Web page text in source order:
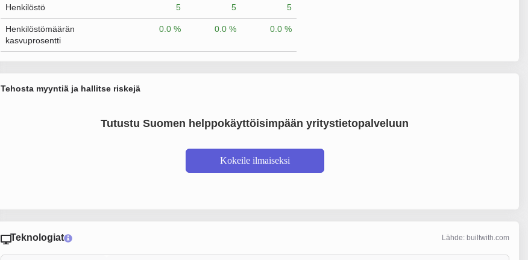
Henkilöstö 5 5 5
Henkilöstömäärän
kasvuprosentti
0.0 % 0.0 % 0.0 %
Tehosta myyntiä ja hallitse riskejä
Tutustu Suomen helppokäyttöisimpään yritystietopalveluun
Kokeile ilmaiseksi
Teknologiat Lähde: builtwith.com